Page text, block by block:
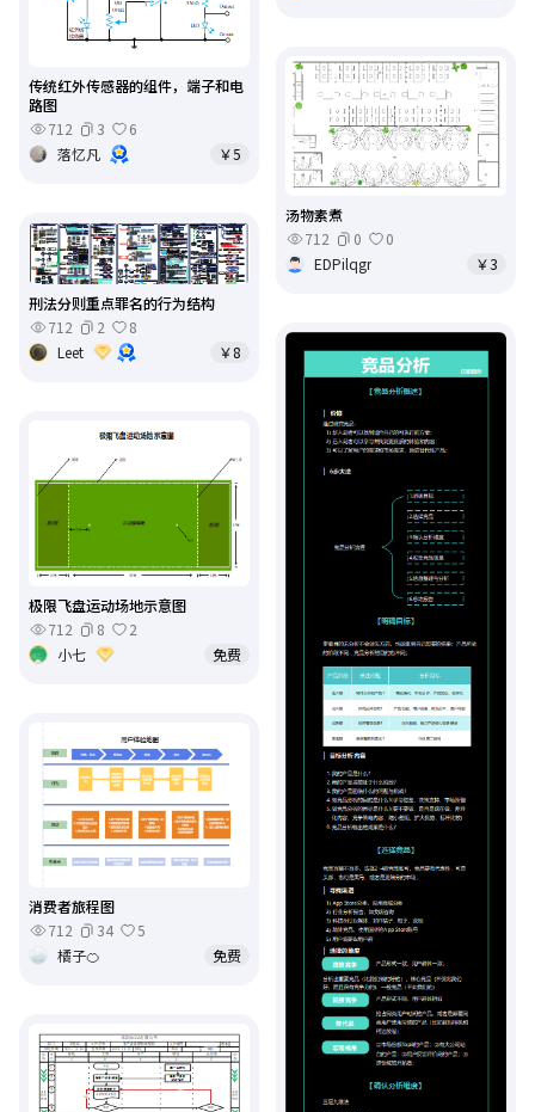
传统红外传感器的组件，端子和电
路图
712
3
6
落忆凡
￥5
汤物素煮
712
0
0
EDPilqgr
￥3
刑法分则重点罪名的行为结构
712
2
8
Leet
￥8
极限飞盘运动场地示意图
712
8
2
小七
免费
消费者旅程图
712
34
5
橘子🍊
免费